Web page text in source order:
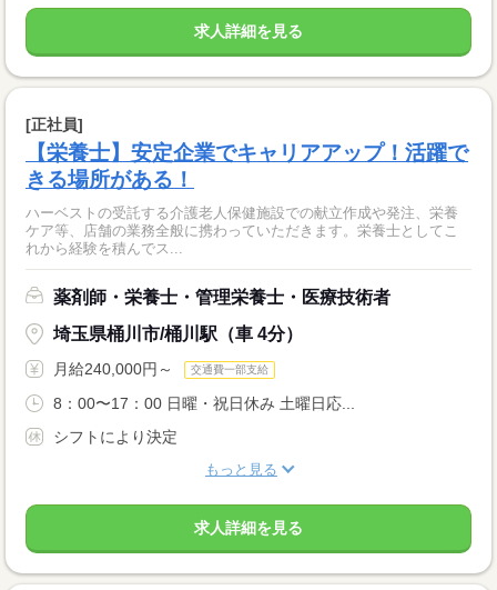
求人詳細を見る
[正社員]
【栄養士】安定企業でキャリアアップ！活躍で
きる場所がある！
ハーベストの受託する介護老人保健施設での献立作成や発注、栄養
ケア等、店舗の業務全般に携わっていただきます。栄養士としてこ
れから経験を積んでス...
薬剤師・栄養士・管理栄養士・医療技術者
埼玉県桶川市/桶川駅（車 4分）
月給240,000円～ 交通費一部支給
8：00〜17：00 日曜・祝日休み 土曜日応...
シフトにより決定
もっと見る
求人詳細を見る